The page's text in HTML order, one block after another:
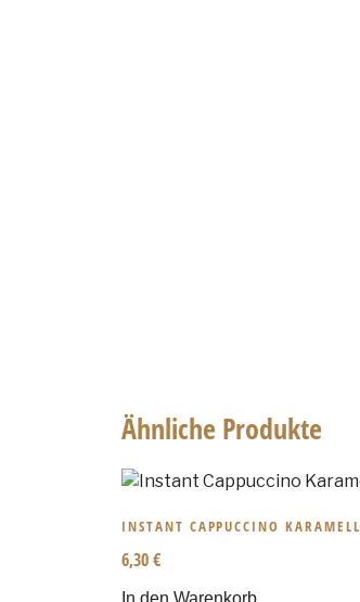
Ähnliche Produkte
INSTANT CAPPUCCINO KARAMELL
6,30€
In den Warenkorb